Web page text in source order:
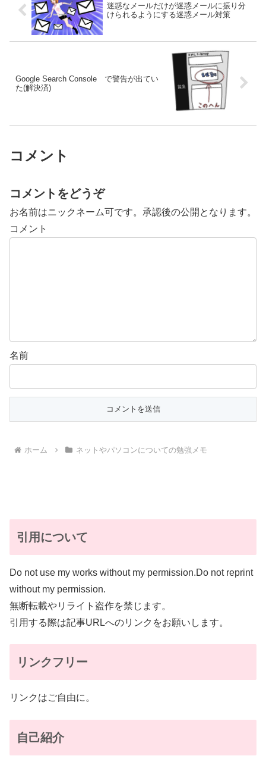
迷惑なメールだけが迷惑メールに振り分
けられるようにする迷惑メール対策
Google Search Console で警告が出てい
た(解決済)
コメント
コメントをどうぞ
お名前はニックネーム可です。承認後の公開となります。
コメント
名前
ホーム ネットやパソコンについての勉強メモ
引用について
Do not use my works without my permission.Do not reprint
without my permission.
無断転載やリライト盗作を禁じます。
引用する際は記事URLへのリンクをお願いします。
リンクフリー
リンクはご自由に。
自己紹介